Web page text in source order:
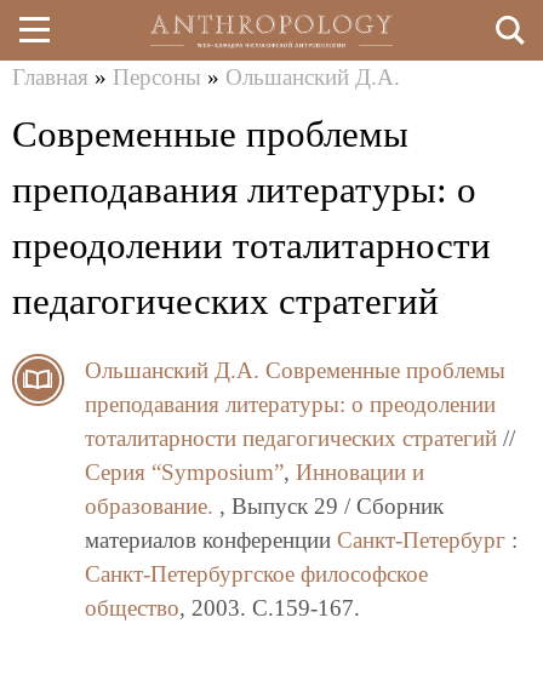
Перейти
к
здесь
Главная » Персоны » Ольшанский Д.А.
Современные проблемы
преподавания литературы: о
преодолении тоталитарности
педагогических стратегий
Ольшанский Д.А. Современные проблемы
преподавания литературы: о преодолении
тоталитарности педагогических стратегий //
Серия “Symposium”, Инновации и
образование. , Выпуск 29 / Сборник
материалов конференции Санкт-Петербург :
Санкт-Петербургское философское
общество, 2003. C.159-167.